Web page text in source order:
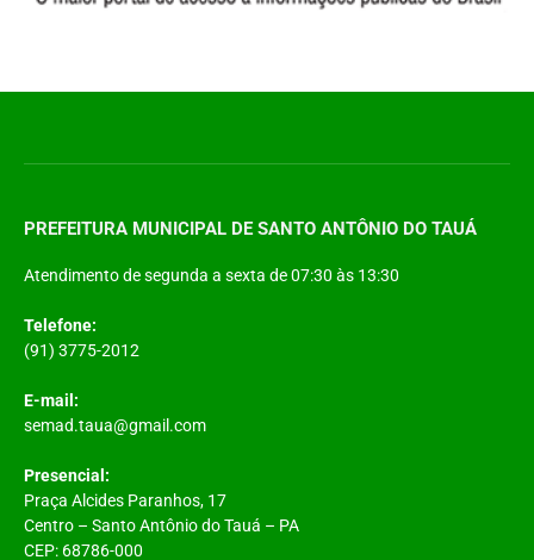
PREFEITURA MUNICIPAL DE SANTO ANTÔNIO DO TAUÁ
Atendimento de segunda a sexta de 07:30 às 13:30
Telefone:
(91) 3775-2012
E-mail:
semad.taua@gmail.com
Presencial:
Praça Alcides Paranhos, 17
Centro – Santo Antônio do Tauá – PA
CEP: 68786-000